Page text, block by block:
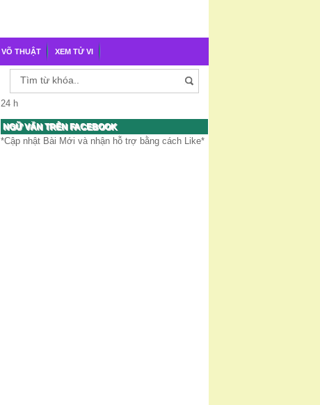
VÕ THUẬT XEM TỬ VI
24 h
NGỮ VĂN TRÊN FACEBOOK
*Cập nhật Bài Mới và nhận hỗ trợ bằng cách Like*